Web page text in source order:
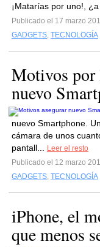
¡Matarías por uno!,
Publicado el 17 marzo
GADGETS, TECNOLOGÍA
Motivos por
nuevo
nuevo Smartphone.
cámara de unos
pantall...
Leer el resto
Publicado el 12 marzo
GADGETS, TECNOLOGÍA
iPhone, el
que menos